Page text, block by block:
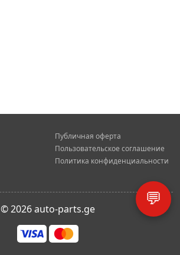
Публичная оферта
Пользовательское соглашение
Политика конфиденциальности
© 2026 auto-parts.ge
💬